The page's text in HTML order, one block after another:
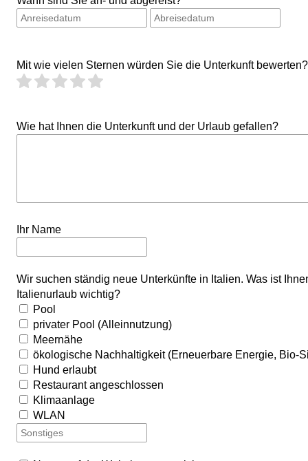
Mit wie vielen Sternen würden Sie die Unterkunft bewerten?
Wie hat Ihnen die Unterkunft und der Urlaub gefallen?
Ihr Name
Wir suchen ständig neue Unterkünfte in Italien. Was ist
Italienurlaub wichtig?
Pool
privater Pool (Alleinnutzung)
Meernähe
ökologische Nachhaltigkeit (Erneuerbare Energie, Bio-
Hund erlaubt
Restaurant angeschlossen
Klimaanlage
WLAN